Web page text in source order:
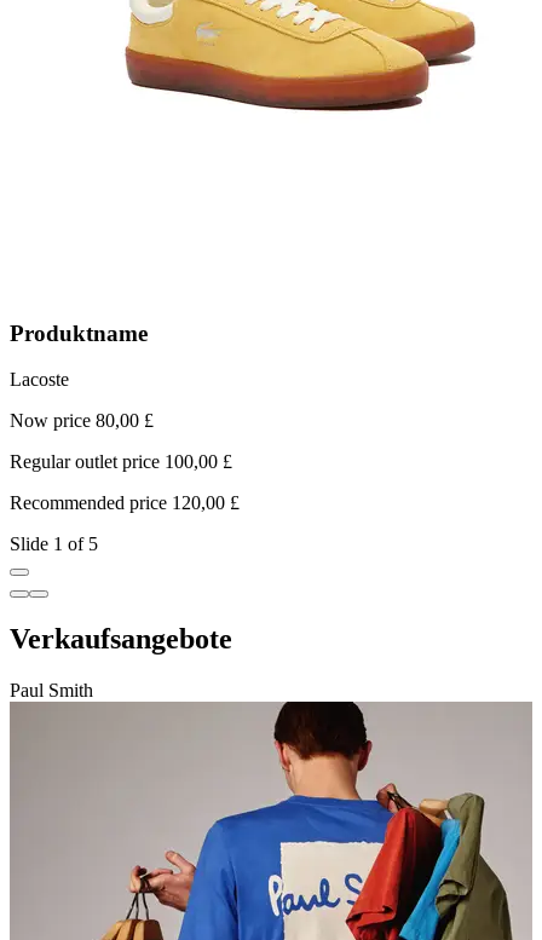
Produktname
Lacoste
Now price 80,00 £
Regular outlet price 100,00 £
Recommended price 120,00 £
Slide 1 of 5
Verkaufsangebote
Paul Smith